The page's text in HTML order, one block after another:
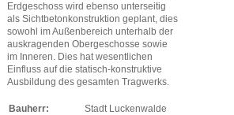
Erdgeschoss wird ebenso unterseitig
als Sichtbetonkonstruktion geplant, dies
sowohl im Außenbereich unterhalb der
auskragenden Obergeschosse sowie
im Inneren. Dies hat wesentlichen
Einfluss auf die statisch-konstruktive
Ausbildung des gesamten Tragwerks.
Bauherr:
Stadt Luckenwalde